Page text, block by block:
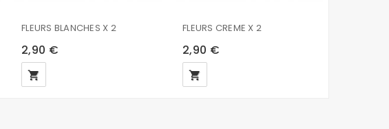
FLEURS BLANCHES X 2
2,90 €
local_grocery_store
FLEURS CREME X 2
2,90 €
local_grocery_store